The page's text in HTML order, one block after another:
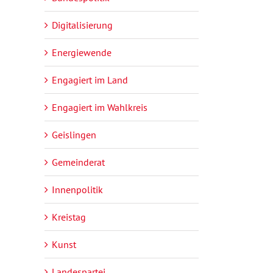
Digitalisierung
Energiewende
Engagiert im Land
Engagiert im Wahlkreis
Geislingen
Gemeinderat
Innenpolitik
Kreistag
Kunst